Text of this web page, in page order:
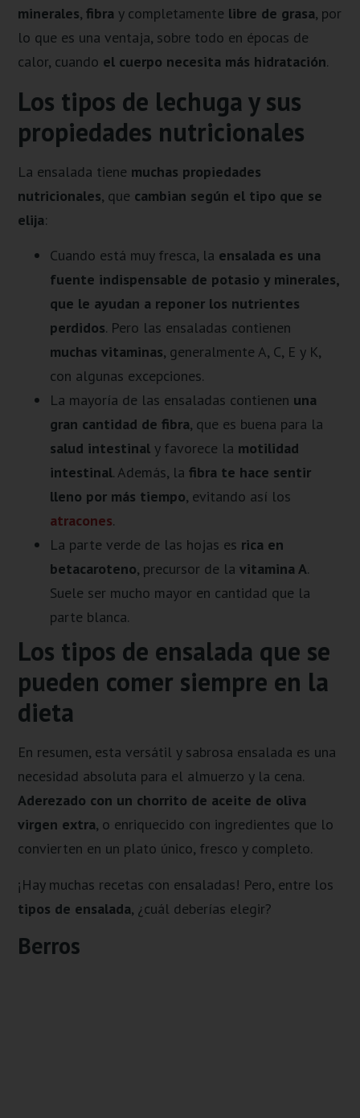
minerales,fibra y completamente libre de grasa, por
lo que es una ventaja, sobre todo en épocas de
calor, cuando el cuerpo necesita más hidratación.
Los tipos de lechuga y sus
propiedades nutricionales
La ensalada tiene muchas propiedades
nutricionales, que cambian según el tipo que se
elija:
Cuando está muy fresca, la ensalada es una
fuente indispensable de potasio y minerales,
que le ayudan a reponer los nutrientes
perdidos. Pero las ensaladas contienen
muchas vitaminas, generalmente A, C, E y K,
con algunas excepciones.
La mayoría de las ensaladas contienen una
gran cantidad de fibra, que es buena para la
salud intestinal y favorece la motilidad
intestinal. Además, lafibra te hace sentir
lleno por más tiempo, evitando así los
atracones.
La parte verde de las hojas es rica en
betacaroteno, precursor de lavitamina A.
Suele ser mucho mayor en cantidad que la
parte blanca.
Los tipos de ensalada que se
pueden comer siempre en la
dieta
En resumen, esta versátil y sabrosa ensalada es una
necesidad absoluta para el almuerzo y la cena.
Aderezado con un chorrito de aceite de oliva
virgen extra, o enriquecido con ingredientes que lo
convierten en un plato único, fresco y completo.
¡Hay muchas recetas con ensaladas! Pero, entre los
tipos de ensalada, ¿cuál deberías elegir?
Berros